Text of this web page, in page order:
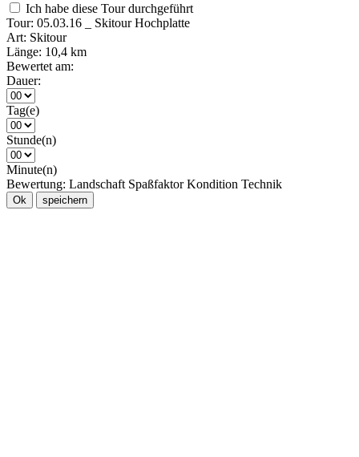
Ich habe diese Tour durchgeführt
Tour: 05.03.16 _ Skitour Hochplatte
Art: Skitour
Länge: 10,4 km
Bewertet am:
Dauer:
Tag(e)
Stunde(n)
Minute(n)
Bewertung: Landschaft Spaßfaktor Kondition Technik
Ok speichern